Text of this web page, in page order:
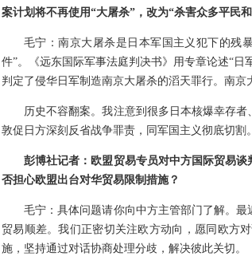
案计划将不再使用“大屠杀”，改为“杀害众多平民
毛宁：南京大屠杀是日本军国主义犯下的残
件”。《远东国际军事法庭判决书》用专章论述“
判定了侵华日军制造南京大屠杀的滔天罪行。南京
历史不容翻案。我注意到很多日本核爆幸存
敦促日方深刻反省战争罪责，同军国主义彻底切割。
彭博社记者：欧盟贸易专员对中方国际贸易
否担心欧盟出台对华贸易限制措施？
毛宁：具体问题请你向中方主管部门了解。
贸易顺差。我们正密切关注欧方动向，愿同欧方
施，坚持通过对话协商处理分歧，解决彼此关切。